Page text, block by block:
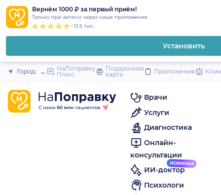
Вернём 1000 ₽ за первый приём!
Только при записи через наше приложение
~13.5 тыс.
Установить
Закрыть
Город: МоскваНаПоправку
Плюс
Подарочная
карта
Приложение
Врачи
Услуги
Диагностика
Онлайн-
консультации
ИИ-доктор
Психологи